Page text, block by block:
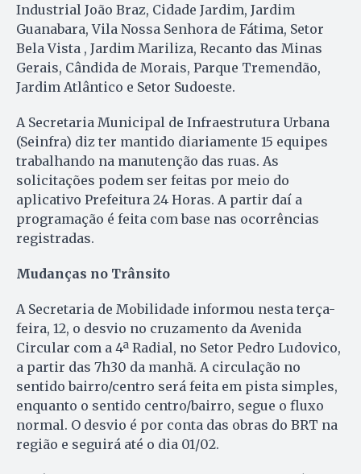
Industrial João Braz, Cidade Jardim, Jardim
Guanabara, Vila Nossa Senhora de Fátima, Setor
Bela Vista , Jardim Mariliza, Recanto das Minas
Gerais, Cândida de Morais, Parque Tremendão,
Jardim Atlântico e Setor Sudoeste.
A Secretaria Municipal de Infraestrutura Urbana
(Seinfra) diz ter mantido diariamente 15 equipes
trabalhando na manutenção das ruas. As
solicitações podem ser feitas por meio do
aplicativo Prefeitura 24 Horas. A partir daí a
programação é feita com base nas ocorrências
registradas.
Mudanças no Trânsito
A Secretaria de Mobilidade informou nesta terça-
feira, 12, o desvio no cruzamento da Avenida
Circular com a 4ª Radial, no Setor Pedro Ludovico,
a partir das 7h30 da manhã. A circulação no
sentido bairro/centro será feita em pista simples,
enquanto o sentido centro/bairro, segue o fluxo
normal. O desvio é por conta das obras do BRT na
região e seguirá até o dia 01/02.